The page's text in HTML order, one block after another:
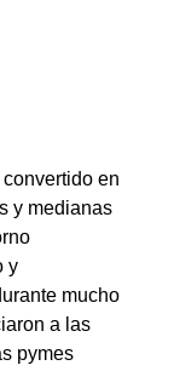
en
y medianas
y
mucho
a las
pymes